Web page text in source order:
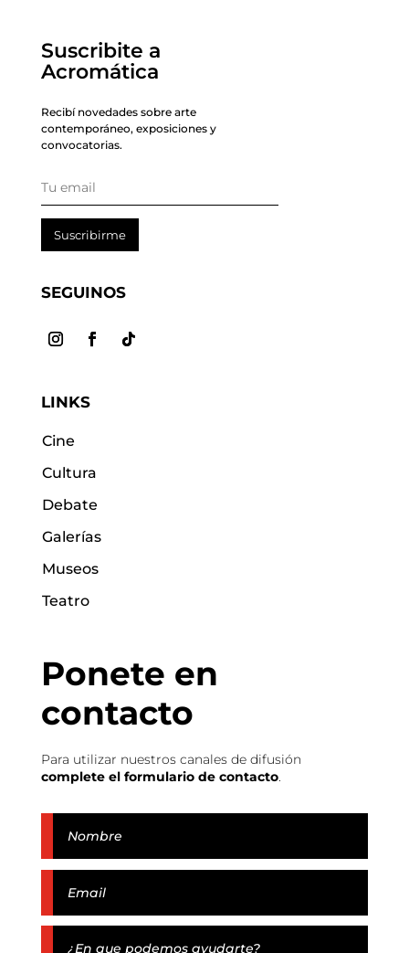
Suscribite a
Acromática
Recibí novedades sobre arte
contemporáneo, exposiciones y
convocatorias.
Suscribirme
SEGUINOS
LINKS
Cine
Cultura
Debate
Galerías
Museos
Teatro
Ponete en
contacto
Para utilizar nuestros canales de difusión
complete el formulario de contacto.